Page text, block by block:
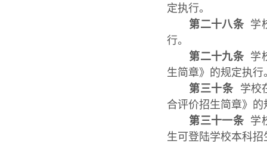
定执行。
第二十八条学
行。
第二十九条 学
生简章》的规定执行
第三十条学校
合评价招生简章》
第三十一条学
生可登陆学校本科